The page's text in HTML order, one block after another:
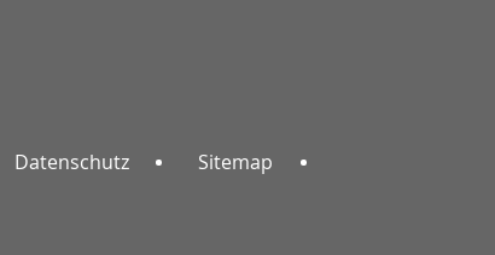
Datenschutz Sitemap